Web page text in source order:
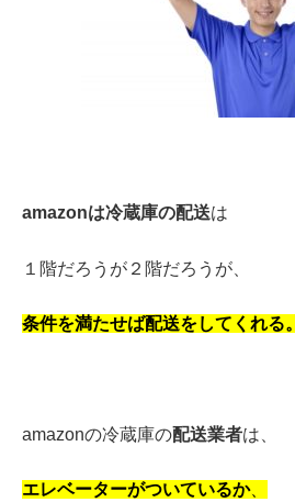
amazonは冷蔵庫の配送は
１階だろうが２階だろうが、
条件を満たせば配送をしてくれる。
amazonの冷蔵庫の配送業者は
エレベーターがついているか、